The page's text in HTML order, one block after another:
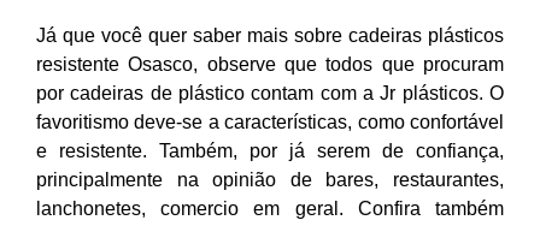
Já que você quer saber mais sobre cadeiras plásticos
resistente Osasco, observe que todos que procuram
por cadeiras de plástico contam com a Jr plásticos. O
favoritismo deve-se a características, como confortável
e resistente. Também, por já serem de confiança,
principalmente na opinião de bares, restaurantes,
lanchonetes, comercio em geral. Confira também